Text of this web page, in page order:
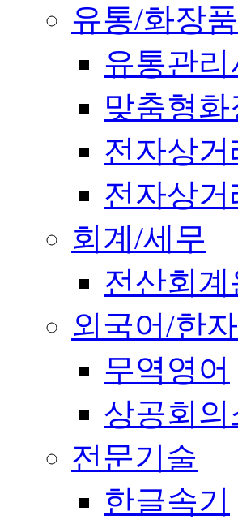
유통/화장품
유통관리
맞춤형
전자상
전자상
회계/세무
전산회
외국어/한자
무역영어
상공회
전문기술
한글속기